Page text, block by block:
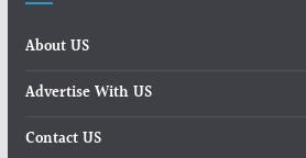
About US
Advertise With US
Contact US